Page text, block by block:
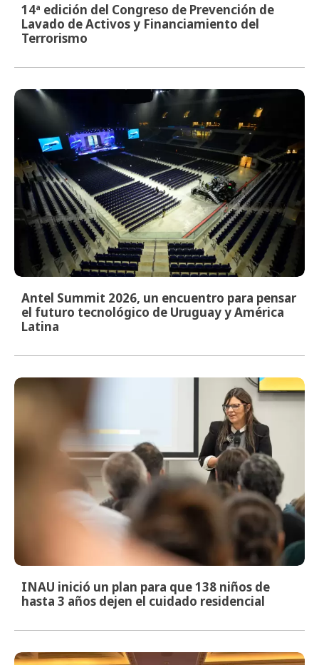
14ª edición del Congreso de Prevención de
Lavado de Activos y Financiamiento del
Terrorismo
Antel Summit 2026, un encuentro para pensar
el futuro tecnológico de Uruguay y América
Latina
INAU inició un plan para que 138 niños de
hasta 3 años dejen el cuidado residencial